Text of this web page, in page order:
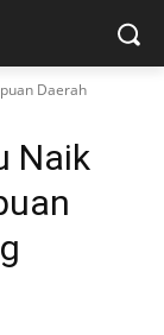
Daerah
Naik